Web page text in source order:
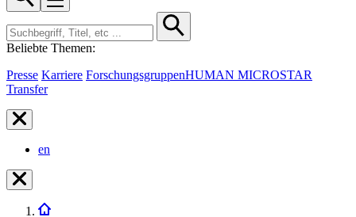
Beliebte Themen:
Presse Karriere ForschungsgruppenHUMAN MICROSTAR
Transfer
en